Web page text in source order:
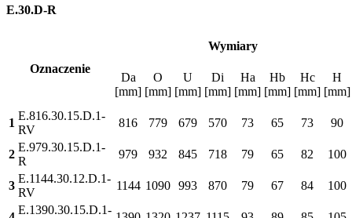
E.30.D-R
Oznaczenie
Wymiary
Da
[mm]
O
[mm]
U
[mm]
Di
[mm]
Ha
[mm]
Hb
[mm]
Hc
[mm]
H
[mm]
1
E.816.30.15.D.1-
RV
816 779 679 570 73 65 73 90
2
E.979.30.15.D.1-
R
979 932 845 718 79 65 82 100
3
E.1144.30.12.D.1-
RV
1144 1090 993 870 79 67 84 100
E.1390.30.15.D.1-